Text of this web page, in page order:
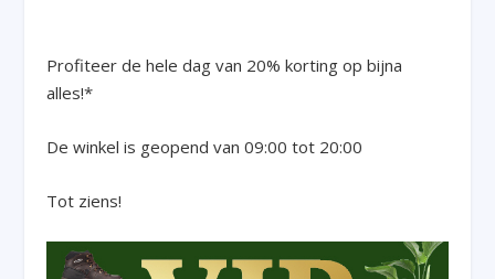
Profiteer de hele dag van 20% korting op bijna
alles!*
De winkel is geopend van 09:00 tot 20:00
Tot ziens!